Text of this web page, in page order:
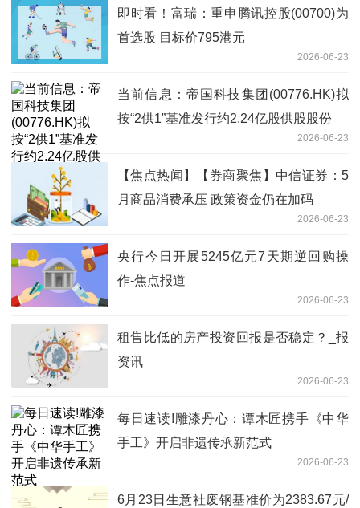
即时看！富瑞：重申腾讯控股(00700)为
首选股 目标价795港元
2026-06-23
当前信息：帝国科技集团(00776.HK)拟
按“2供1”基准发行约2.24亿股供股股份
2026-06-23
【焦点热闻】【券商聚焦】中信证券：5
月商品消费承压 政策资金仍在加码
2026-06-23
央行今日开展5245亿元7天期逆回购操
作-焦点报道
2026-06-23
租售比低的房产投资回报是否稳定？_报
资讯
2026-06-23
每日速读!雕漆丹心：谭木匠携手《中华
手工》开启非遗传承新范式
2026-06-23
6月23日生意社废钢基准价为2383.67元/